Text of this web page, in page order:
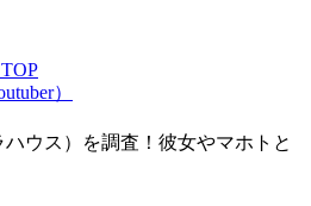
TOP
）
ウス）を調査！彼女やマホトと